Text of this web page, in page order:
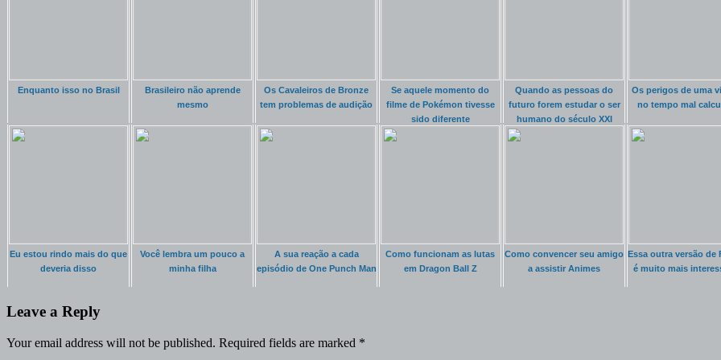
Enquanto isso no Brasil
Brasileiro não aprende
mesmo
Os Cavaleiros de Bronze
tem problemas de audição
Se aquele momento do
filme de Pokémon tivesse
sido diferente
Quando as pessoas do
futuro forem estudar o ser
humano do século XXI
Os perigos de uma
no tempo mal
Eu estou rindo mais do que
deveria disso
Você lembra um pouco a
minha filha
A sua reação a cada
episódio de One Punch Man
Como funcionam as lutas
em Dragon Ball Z
Como convencer seu amigo
a assistir Animes
Essa outra versão de
é muito mais
Leave a Reply
Your email address will not be published. Required fields are marked *